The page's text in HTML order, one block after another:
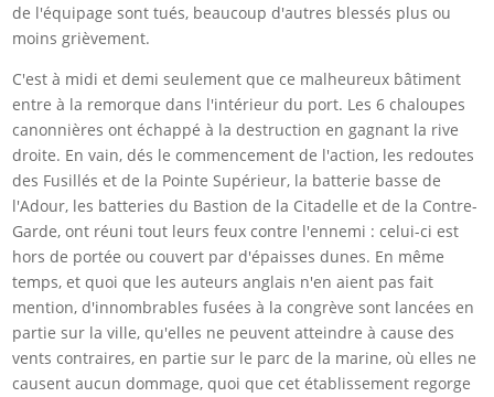
de l'équipage sont tués, beaucoup d'autres blessés plus ou
moins grièvement.
C'est à midi et demi seulement que ce malheureux bâtiment
entre à la remorque dans l'intérieur du port. Les 6 chaloupes
canonnières ont échappé à la destruction en gagnant la rive
droite. En vain, dés le commencement de l'action, les redoutes
des Fusillés et de la Pointe Supérieur, la batterie basse de
l'Adour, les batteries du Bastion de la Citadelle et de la Contre-
Garde, ont réuni tout leurs feux contre l'ennemi : celui-ci est
hors de portée ou couvert par d'épaisses dunes. En même
temps, et quoi que les auteurs anglais n'en aient pas fait
mention, d'innombrables fusées à la congrève sont lancées en
partie sur la ville, qu'elles ne peuvent atteindre à cause des
vents contraires, en partie sur le parc de la marine, où elles ne
causent aucun dommage, quoi que cet établissement regorge